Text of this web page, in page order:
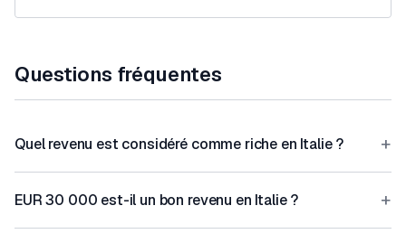
Questions fréquentes
Quel revenu est considéré comme riche en Italie ? +
EUR 30 000 est-il un bon revenu en Italie ? +